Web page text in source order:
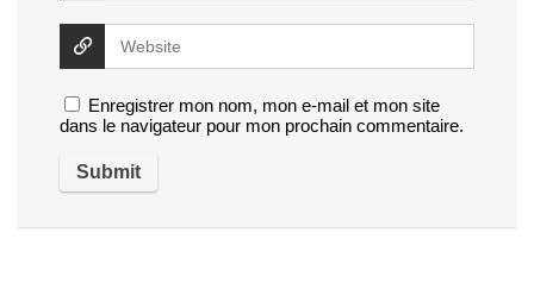
Enregistrer mon nom, mon e-mail et mon site
dans le navigateur pour mon prochain commentaire.